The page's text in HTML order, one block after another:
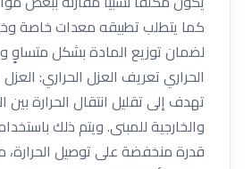
كما يتطلب تطبيقه معدات خاصة
لضمان توزيع المادة بشكل متساوٍ
الحراري تعريف العزل الحراري:
تهدف إلى تقليل انتقال الحرارة بين
والخارجية للمبنى. ويتم ذلك
قدرة منخفضة على توصيل